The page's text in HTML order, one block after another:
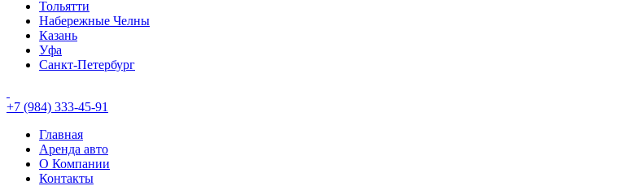
Тольятти
Набережные Челны
Казань
Уфа
Санкт-Петербург
+7 (984) 333-45-91
Главная
Аренда авто
О Компании
Контакты